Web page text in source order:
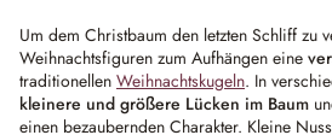
Um dem Christbaum den letzten Schliff zu
Weihnachtsfiguren zum Aufhängen eine
traditionellen Weihnachtskugeln. In
kleinere und größere Lücken im Baum
einen bezaubernden Charakter. Kleine